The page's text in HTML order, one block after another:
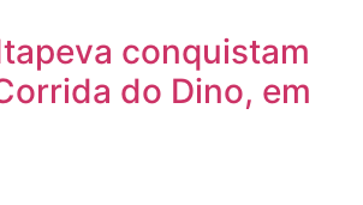
conquistam
do Dino, em